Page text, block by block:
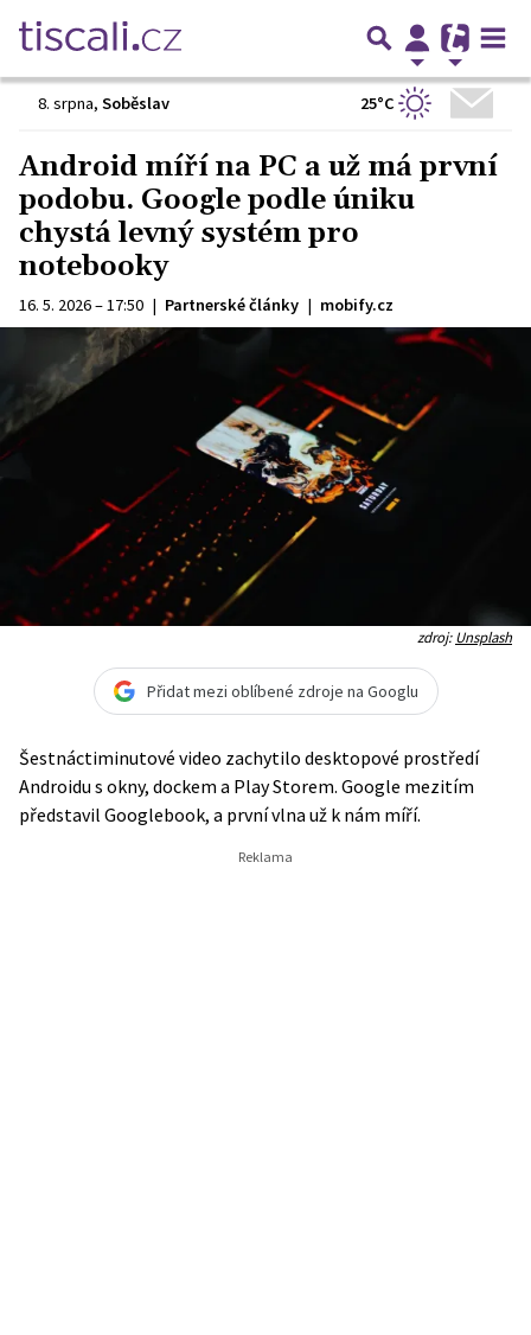
8. srpna, Soběslav 25°C
Android míří na PC a už má první
podobu. Google podle úniku
chystá levný systém pro
notebooky
16. 5. 2026 – 17:50 | Partnerské články | mobify.cz
zdroj:Unsplash
Přidat mezi oblíbené zdroje na Googlu
Šestnáctiminutové video zachytilo desktopové prostředí
Androidu s okny, dockem a Play Storem. Google mezitím
představil Googlebook, a první vlna už k nám míří.